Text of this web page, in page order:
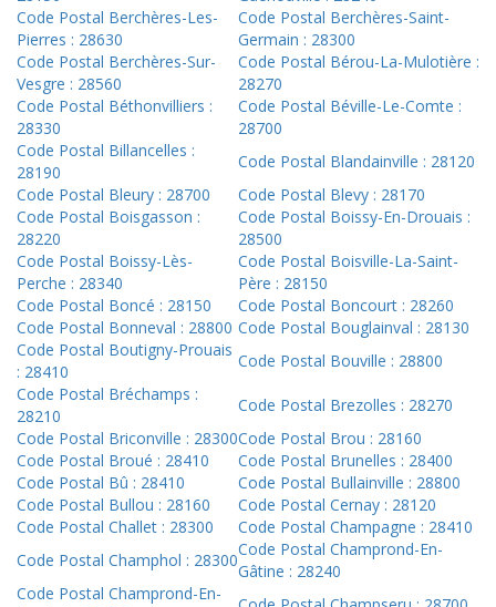
Code Postal Berchères-Les-
Pierres : 28630
Code Postal Berchères-Saint-
Germain : 28300
Code Postal Berchères-Sur-
Vesgre : 28560
Code Postal Bérou-La-Mulotière :
28270
Code Postal Béthonvilliers :
28330
Code Postal Béville-Le-Comte :
28700
Code Postal Billancelles :
28190
Code Postal Blandainville : 28120
Code Postal Bleury : 28700
Code Postal Blevy : 28170
Code Postal Boisgasson :
28220
Code Postal Boissy-En-Drouais :
28500
Code Postal Boissy-Lès-
Perche : 28340
Code Postal Boisville-La-Saint-
Père : 28150
Code Postal Boncé : 28150
Code Postal Boncourt : 28260
Code Postal Bonneval : 28800 Code Postal Bouglainval : 28130
Code Postal Boutigny-Prouais
: 28410
Code Postal Bouville : 28800
Code Postal Bréchamps :
28210
Code Postal Brezolles : 28270
Code Postal Briconville : 28300Code Postal Brou : 28160
Code Postal Broué : 28410
Code Postal Brunelles : 28400
Code Postal Bû : 28410
Code Postal Bullainville : 28800
Code Postal Bullou : 28160
Code Postal Cernay : 28120
Code Postal Challet : 28300
Code Postal Champagne : 28410
Code Postal Champhol : 28300
Code Postal Champrond-En-
Gâtine : 28240
Code Postal Champrond-En-